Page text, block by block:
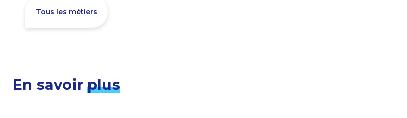
Tous les métiers
En savoir plus